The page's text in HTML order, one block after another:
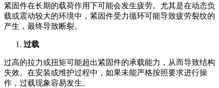
紧固件在长期的载荷作用下可能会发生疲劳。尤其是在动态负
载或震动较大的环境中，紧固件受力循环可能导致疲劳裂纹的
产生，最终导致断裂。
过载
过高的拉力或扭矩可能超出紧固件的承载能力，从而导致结构
失效。在安装或维护过程中，如果未能严格按照要求进行操
作，过载现象容易发生。